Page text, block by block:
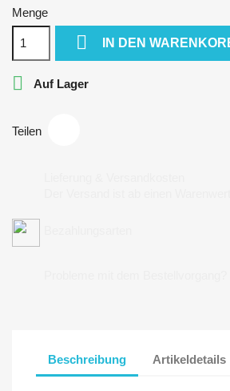
Menge
 IN DEN
 Auf Lager
Teilen
Beschreibung Artikeldetails